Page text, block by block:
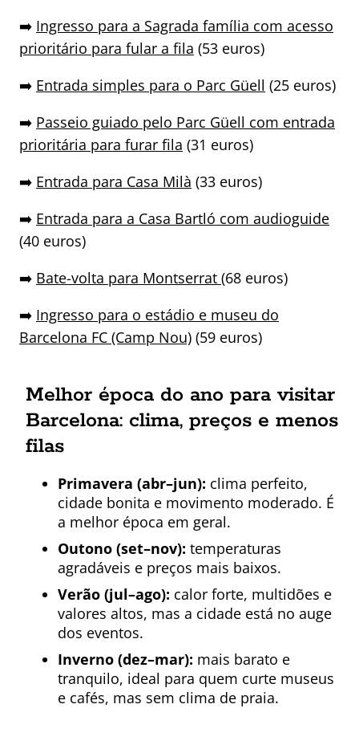
➡️ Ingresso para a Sagrada família com acesso
prioritário para fular a fila (53 euros)
➡️ Entrada simples para o Parc Güell (25 euros)
➡️ Passeio guiado pelo Parc Güell com entrada
prioritária para furar fila (31 euros)
➡️ Entrada para Casa Milà (33 euros)
➡️ Entrada para a Casa Bartló com audioguide
(40 euros)
➡️ Bate-volta para Montserrat (68 euros)
➡️ Ingresso para o estádio e museu do
Barcelona FC (Camp Nou) (59 euros)
Melhor época do ano para visitar
Barcelona: clima, preços e menos
filas
Primavera (abr–jun): clima perfeito,
cidade bonita e movimento moderado. É
a melhor época em geral.
Outono (set–nov): temperaturas
agradáveis e preços mais baixos.
Verão (jul–ago): calor forte, multidões e
valores altos, mas a cidade está no auge
dos eventos.
Inverno (dez–mar): mais barato e
tranquilo, ideal para quem curte museus
e cafés, mas sem clima de praia.